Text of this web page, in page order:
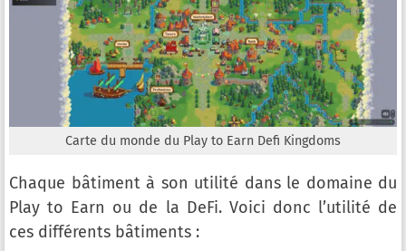
Carte du monde du Play to Earn Defi Kingdoms
Chaque bâtiment à son utilité dans le domaine du
Play to Earn ou de la DeFi. Voici donc l’utilité de
ces différents bâtiments :